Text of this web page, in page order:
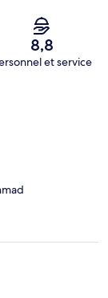
8,8
et service